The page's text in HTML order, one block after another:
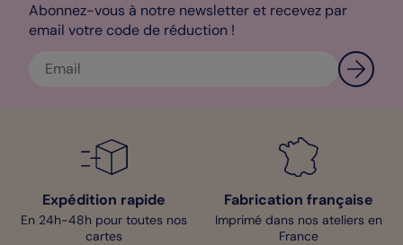
Abonnez-vous à notre newsletter et recevez par
email votre code de réduction !
Expédition rapide
En 24h-48h pour toutes nos
cartes
Fabrication française
Imprimé dans nos ateliers en
France